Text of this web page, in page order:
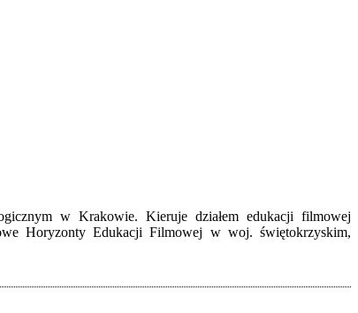
w Krakowie. Kieruje działem edukacji filmowej
Horyzonty Edukacji Filmowej w woj. świętokrzyskim,